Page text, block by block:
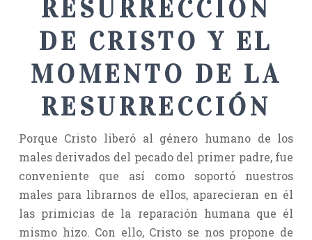
RESURRECCIÓN
DE CRISTO Y EL
MOMENTO DE LA
RESURRECCIÓN
Porque Cristo liberó al género humano de los
males derivados del pecado del primer padre, fue
conveniente que así como soportó nuestros
males para librarnos de ellos, aparecieran en él
las primicias de la reparación humana que él
mismo hizo. Con ello, Cristo se nos propone de